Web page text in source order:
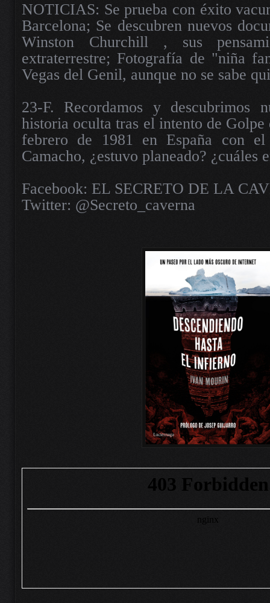
NOTICIAS: Se prueba con éxito
Barcelona; Se descubren nuevos
Winston Churchill , sus
extraterrestre; Fotografía de "niña
Vegas del Genil, aunque no se sabe
23-F. Recordamos y descubrimos
historia oculta tras el intento de Golpe
febrero de 1981 en España con
Camacho, ¿estuvo planeado? ¿cuáles
Facebook: EL SECRETO DE LA
Twitter: @Secreto_caverna